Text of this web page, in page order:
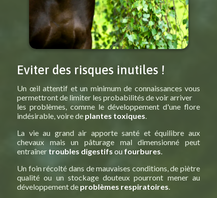
Eviter des risques inutiles !
Un œil attentif et un minimum de connaissances vous
permettront de limiter les probabilités de voir arriver
les problèmes, comme le développement d'une flore
indésirable, voire de plantes toxiques
La vie au grand air apporte santé et équilibre aux
chevaux mais un pâturage mal dimensionné peut
entraîner troubles digestifs ou fourbures
Un foin récolté dans de mauvaises conditions, de piètre
qualité ou un stockage douteux pourront mener au
développement de problèmes respiratoires